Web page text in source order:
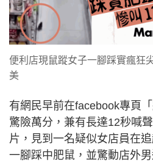
便利店現鼠蹤女子一腳踩實瘋狂
美
有網民早前在facebook專頁
驚險萬分，兼有長達12秒喊
片，見到一名疑似女店員在
一腳踩中肥鼠，並驚動店外